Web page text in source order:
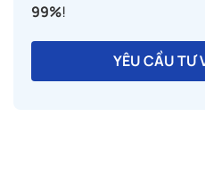
99%!
YÊU CẦU TƯ